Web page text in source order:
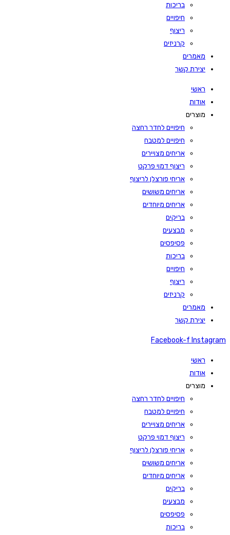
בריכות
חיפויים
ריצוף
קרניזים
מאמרים
יצירת קשר
ראשי
אודות
מוצרים
חיפויים לחדר רחצה
חיפויים למטבח
אריחים מצויירים
ריצוף דמוי פרקט
אריחי פורצלן לריצוף
אריחים משושים
אריחים מיוחדים
בריקים
מבצעים
פסיפסים
בריכות
חיפויים
ריצוף
קרניזים
מאמרים
יצירת קשר
Facebook-f Instagram
ראשי
אודות
מוצרים
חיפויים לחדר רחצה
חיפויים למטבח
אריחים מצויירים
ריצוף דמוי פרקט
אריחי פורצלן לריצוף
אריחים משושים
אריחים מיוחדים
בריקים
מבצעים
פסיפסים
בריכות